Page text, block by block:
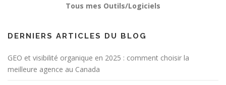
Tous mes Outils/Logiciels
DERNIERS ARTICLES DU BLOG
GEO et visibilité organique en 2025 : comment choisir la
meilleure agence au Canada